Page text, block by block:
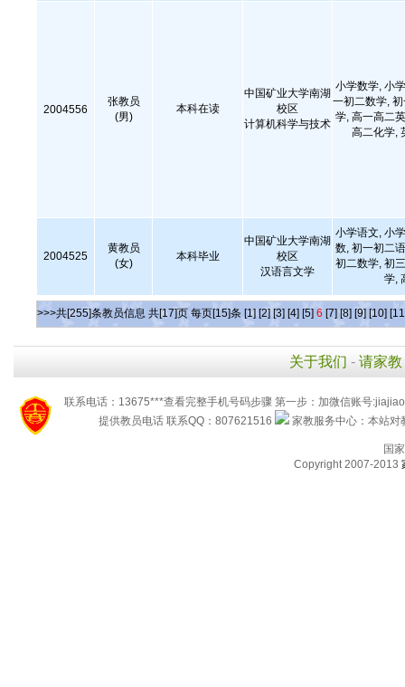
2004556
张教员
(男)
本科在读
中国矿业大学南湖
校区
计算机科学与技术
小学数学, 小
一初二数学,
学, 高一高二
高二化学,
2004525
黄教员
(女)
本科毕业
中国矿业大学南湖
校区
汉语言文学
小学语文, 小
数, 初一初二
初二数学, 初
学,
>>>共[255]条教员信息 共[17]页 每页[15]条 [1] [2] [3] [4] [5] 6 [7] [8] [9] [10]
关于我们 - 请家教
联系电话：13675***查看完整手机号码步骤 第一步：加微信账号
提供教员电话 联系QQ：807621516
家教服务中心：本站
国
Copyright 2007-2013